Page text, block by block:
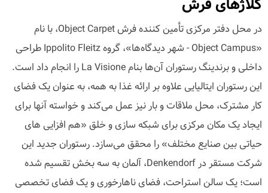
کلاژهای فرش
در محل دفتر مرکزی تأمین کننده فرش Object Carpet، با نام
«Object Campus - شهر دیدگاه‌ها»، گروه Ippolito Fleitz طراحی
داخلی و برندینگ رستوران آن‌ها بنام La Visione را انجام داد است.
این رستوران ایتالیایی علاوه بر ارائه غذا به همه، به عنوان یک فضای
کار مشترک، محل ملاقات و بار نیز عمل می‌کند و خواسته آنها برای
ایجاد یک مکان مرکزی برای شبکه سازی و خلق «هم افزایی های
حیاتی بین صنایع مختلف» را محقق می‌سازد. رستوران جدید این
شرکت مستقر در Denkendorf، آلمان به سه بخش تقسیم شده
است؛ یک سالن استراحت، فضای ناهارخوری و یک فضای تخصصی